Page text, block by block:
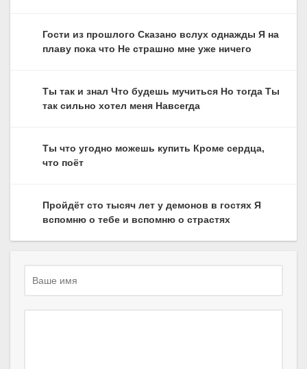
Гости из прошлого Сказано вслух однажды Я на
плаву пока что Не страшно мне уже ничего
Ты так и знал Что будешь мучиться Но тогда Ты
так сильно хотел меня Навсегда
Ты что угодно можешь купить Кроме сердца,
что поёт
Пройдёт сто тысяч лет у демонов в гостях Я
вспомню о тебе и вспомню о страстях